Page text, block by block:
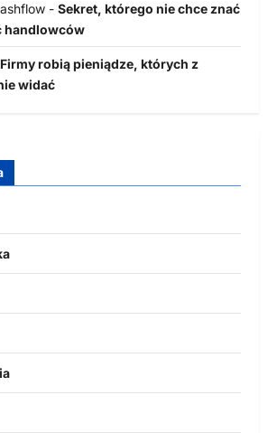
- Sekret, którego nie chce znać
handlowców
Firmy robią pieniądze, których z
widać